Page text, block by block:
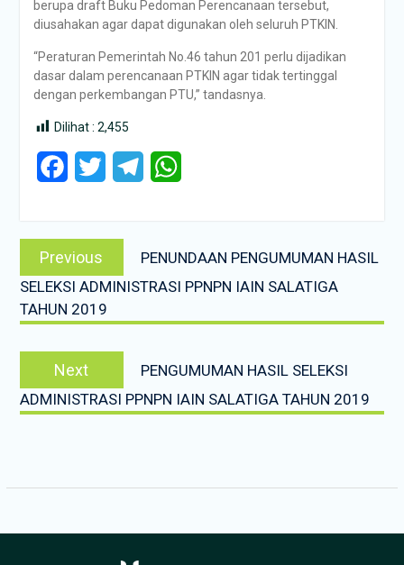
berupa draft Buku Pedoman Perencanaan tersebut,
diusahakan agar dapat digunakan oleh seluruh PTKIN.
“Peraturan Pemerintah No.46 tahun 201 perlu dijadikan
dasar dalam perencanaan PTKIN agar tidak tertinggal
dengan perkembangan PTU,” tandasnya.
Dilihat : 2,455
Facebook
Twitter Telegram
Post
navigation
Previous
post:
PENUNDAAN PENGUMUMAN HASIL
SELEKSI ADMINISTRASI PPNPN IAIN SALATIGA
TAHUN 2019
Next
post:
PENGUMUMAN HASIL SELEKSI
ADMINISTRASI PPNPN IAIN SALATIGA TAHUN 2019